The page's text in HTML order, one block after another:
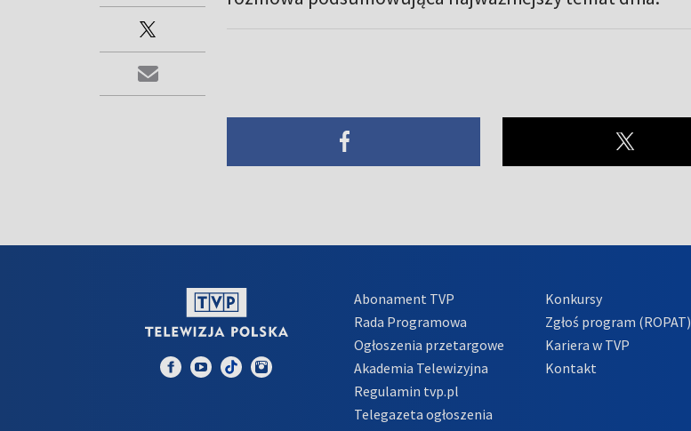
Abonament TVP
Rada Programowa
Ogłoszenia przetargowe
Akademia Telewizyjna
Regulamin tvp.pl
Telegazeta ogłoszenia
Konkursy
Zgłoś program (ROPAT)
Kariera w TVP
Kontakt